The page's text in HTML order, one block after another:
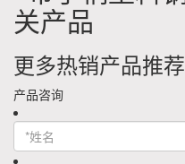
关产品
更多热销产品推荐
产品咨询